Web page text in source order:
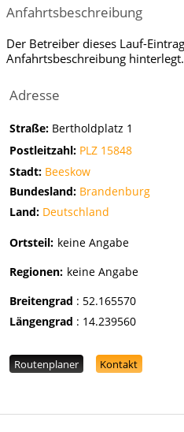
Anfahrtsbeschreibung
Der Betreiber dieses Lauf-
Anfahrtsbeschreibung hinterlegt.
Adresse
Straße: Bertholdplatz 1
Postleitzahl: PLZ 15848
Stadt: Beeskow
Bundesland: Brandenburg
Land: Deutschland
Ortsteil: keine Angabe
Regionen: keine Angabe
Breitengrad : 52.165570
Längengrad : 14.239560
Routenplaner Kontakt